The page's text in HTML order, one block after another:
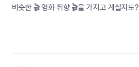
비슷한 🎬 영화 취향 🎬을 가지고 계실지도?